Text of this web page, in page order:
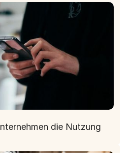
die Nutzung